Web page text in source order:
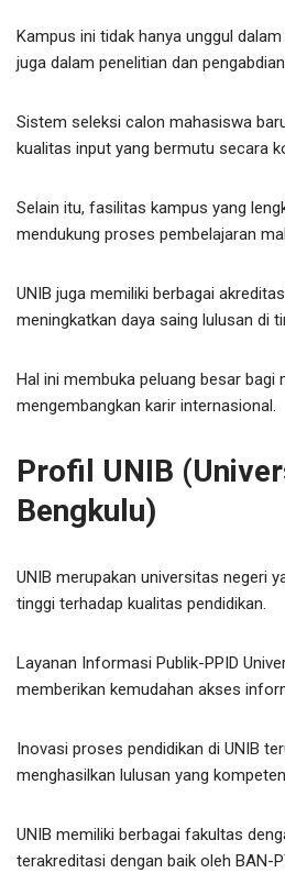
Kampus ini tidak hanya unggul
juga dalam penelitian dan
Sistem seleksi calon mahasiswa
kualitas input yang bermutu secara
Selain itu, fasilitas kampus yang
mendukung proses pembelajaran
UNIB juga memiliki berbagai
meningkatkan daya saing lulusan di
Hal ini membuka peluang besar bagi
mengembangkan karir internasional.
Profil UNIB
Bengkulu)
UNIB merupakan universitas negeri
tinggi terhadap kualitas pendidikan.
Layanan Informasi Publik-PPID
memberikan kemudahan akses
Inovasi proses pendidikan di UNIB
menghasilkan lulusan yang
UNIB memiliki berbagai fakultas
terakreditasi dengan baik oleh BAN-